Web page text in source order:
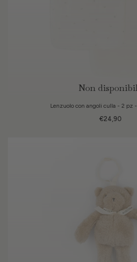
Non
Lenzuolo con angoli culla - 2 pz
€24,90